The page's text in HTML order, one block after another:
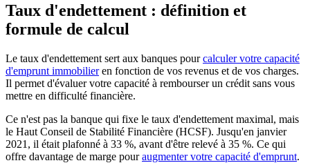
Taux d'endettement : définition et
formule de calcul
Le taux d'endettement sert aux banques pourcalculer votre capacité
d'emprunt immobilieren fonction de vos revenus et de vos charges.
Il permet d'évaluer votre capacité à rembourser un crédit sans vous
mettre en difficulté financière.
Ce n'est pas la banque qui fixe le taux d'endettement maximal, mais
le Haut Conseil de Stabilité Financière (HCSF). Jusqu'en janvier
2021, il était plafonné à 33 %, avant d'être relevé à 35 %. Ce qui
offre davantage de marge pouraugmenter votre capacité d'emprunt.